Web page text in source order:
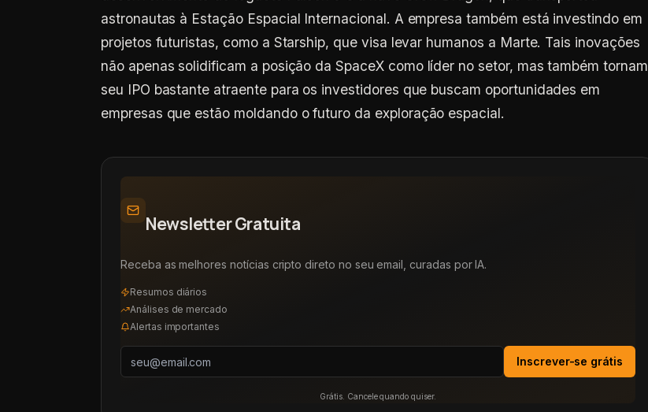
astronautas à Estação Espacial Internacional. A empresa também está investindo em
projetos futuristas, como a Starship, que visa levar humanos a Marte. Tais inovações
não apenas solidificam a posição da SpaceX como líder no setor, mas também tornam
seu IPO bastante atraente para os investidores que buscam oportunidades em
empresas que estão moldando o futuro da exploração espacial.
Newsletter Gratuita
Receba as melhores notícias cripto direto no seu email, curadas por IA.
Resumos diários
Análises de mercado
Alertas importantes
Inscrever-se grátis
Grátis. Cancele quando quiser.